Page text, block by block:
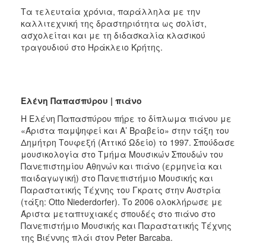
Τα τελευταία χρόνια, παράλληλα με την
καλλιτεχνική της δραστηριότητα ως σολίστ,
ασχολείται και με τη διδασκαλία κλασικού
τραγουδιού στο Ηράκλειο Κρήτης.
Ελένη Παπασπύρου | πιάνο
Η Ελένη Παπασπύρου πήρε το δίπλωμα πιάνου με
«Άριστα παμψηφεί και Α’ Βραβείο» στην τάξη του
Δημήτρη Τουφεξή (Αττικό Ωδείο) το 1997. Σπούδασε
μουσικολογία στο Τμήμα Μουσικών Σπουδών του
Πανεπιστημίου Αθηνών και πιάνο (ερμηνεία και
παιδαγωγική) στο Πανεπιστήμιο Μουσικής και
Παραστατικής Τέχνης του Γκρατς στην Αυστρία
(τάξη: Otto Niederdorfer). Το 2006 ολοκλήρωσε με
Άριστα μεταπτυχιακές σπουδές στο πιάνο στο
Πανεπιστήμιο Μουσικής και Παραστατικής Τέχνης
της Βιέννης πλάι στον Peter Barcaba.